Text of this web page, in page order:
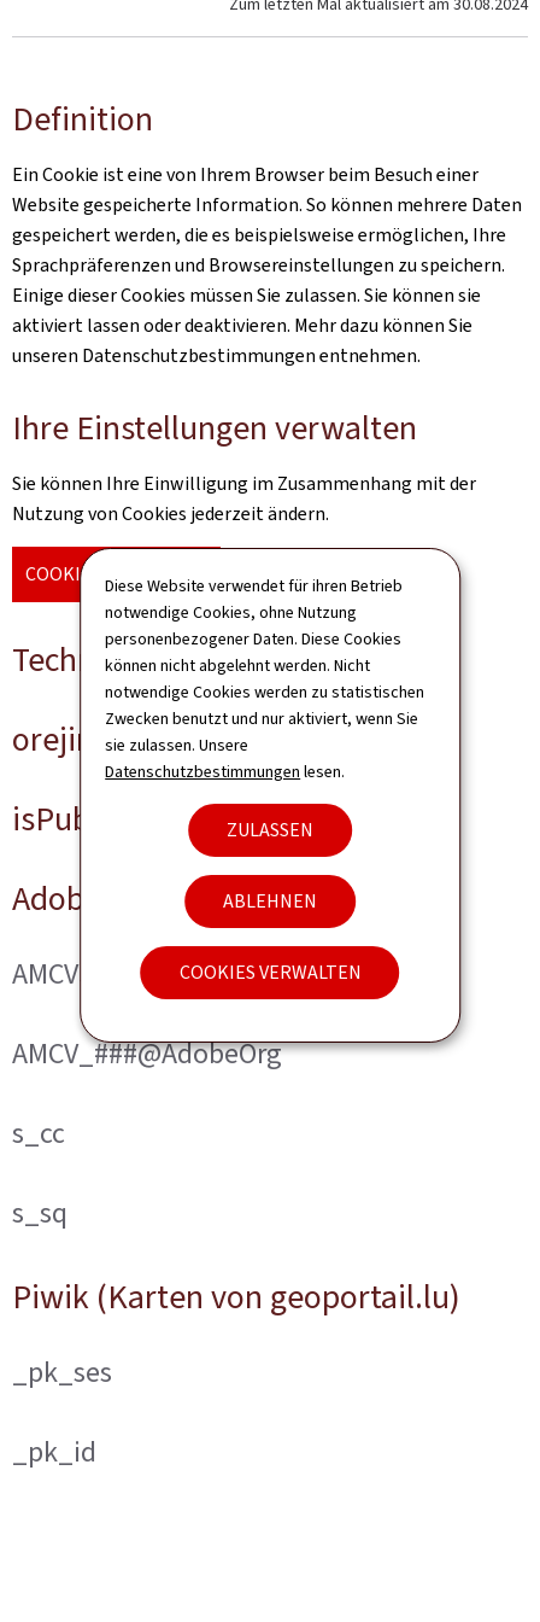
Diese Website verwendet für ihren Betrieb
notwendige Cookies, ohne Nutzung
personenbezogener Daten. Diese Cookies
können nicht abgelehnt werden. Nicht
notwendige Cookies werden zu statistischen
Zwecken benutzt und nur aktiviert, wenn Sie
sie zulassen. Unsere
Datenschutzbestimmungen lesen.
ZULASSEN
ABLEHNEN
COOKIES VERWALTEN
Definition
Ein Cookie ist eine von Ihrem Browser beim Besuch einer
Website gespeicherte Information. So können mehrere Daten
gespeichert werden, die es beispielsweise ermöglichen, Ihre
Sprachpräferenzen und Browsereinstellungen zu speichern.
Einige dieser Cookies müssen Sie zulassen. Sie können sie
aktiviert lassen oder deaktivieren. Mehr dazu können Sie
unseren Datenschutzbestimmungen entnehmen.
Ihre Einstellungen verwalten
Sie können Ihre Einwilligung im Zusammenhang mit der
Nutzung von Cookies jederzeit ändern.
COOKIES VERWALTEN
Technische Cookies
orejime
isPublicWebsite
Adobe Analytics
AMCVS_###@AdobeOrg
AMCV_###@AdobeOrg
s_cc
s_sq
Piwik (Karten von geoportail.lu)
_pk_ses
_pk_id